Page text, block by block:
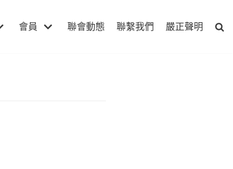
會員 聯會動態 聯繫我們 嚴正聲明